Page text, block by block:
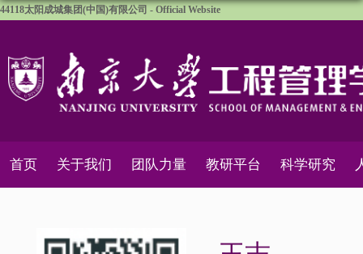
44118太阳成城集团(中国)有限公司 - Official Website
首页 关于我们 团队力量 教研平台 科学研究